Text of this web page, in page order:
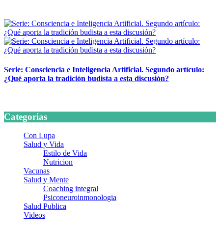
Serie: Consciencia e Inteligencia Artificial. Segundo artículo:
¿Qué aporta la tradición budista a esta discusión?
Categorias
Con Lupa
Salud y Vida
Estilo de Vida
Nutricion
Vacunas
Salud y Mente
Coaching integral
Psiconeuroinmonologia
Salud Publica
Videos